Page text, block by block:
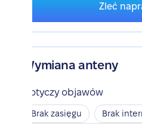
Zleć
Wymiana anteny
Dotyczy objawów
Brak zasięgu
Brak